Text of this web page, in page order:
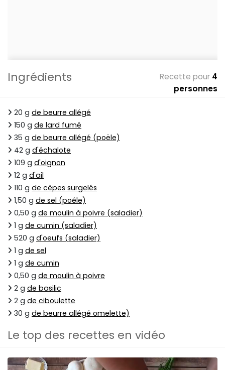
Ingrédients Recette pour 4
personnes
20 g de beurre allégé
150 g de lard fumé
35 g de beurre allégé (poële)
42 g d'échalote
109 g d'oignon
12 g d'ail
110 g de cèpes surgelés
1,50 g de sel (poêle)
0,50 g de moulin à poivre (saladier)
1 g de cumin (saladier)
520 g d'oeufs (saladier)
1 g de sel
1 g de cumin
0,50 g de moulin à poivre
2 g de basilic
2 g de ciboulette
30 g de beurre allégé omelette)
Le top des recettes en vidéo